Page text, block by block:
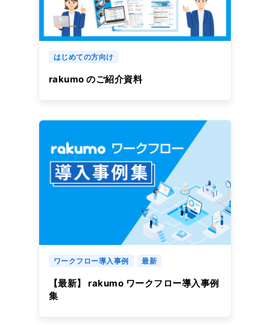
はじめての方向け
rakumo のご紹介資料
ワークフロー導入事例 最新
【最新】 rakumo ワークフロー導入事例
集